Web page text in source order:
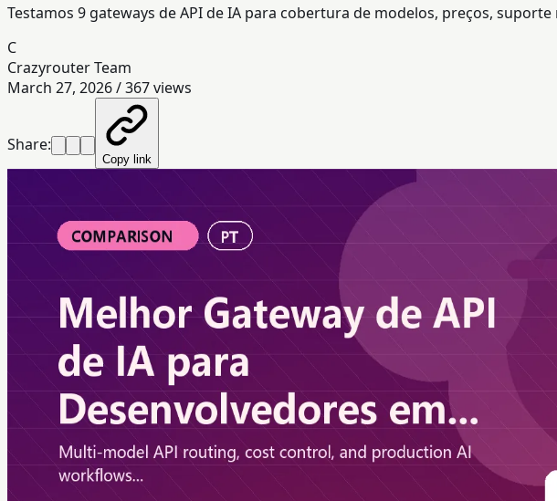
Testamos 9 gateways de API de IA para cobertura de modelos, preços,
C
Crazyrouter Team
March 27, 2026/367views
Share:
Copy link